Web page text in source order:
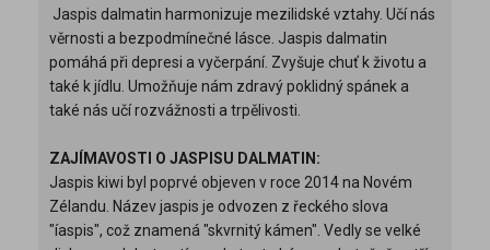
Jaspis dalmatin harmonizuje mezilidské vztahy. Učí nás
věrnosti a bezpodmínečné lásce. Jaspis dalmatin
pomáhá při depresi a vyčerpání. Zvyšuje chuť k životu a
také k jídlu. Umožňuje nám zdravý poklidný spánek a
také nás učí rozvážnosti a trpělivosti.
ZAJÍMAVOSTI O JASPISU DALMATIN:
Jaspis kiwi byl poprvé objeven v roce 2014 na Novém
Zélandu. Název jaspis je odvozen z řeckého slova
"íaspis", což znamená "skvrnitý kámen". Vedly se velké